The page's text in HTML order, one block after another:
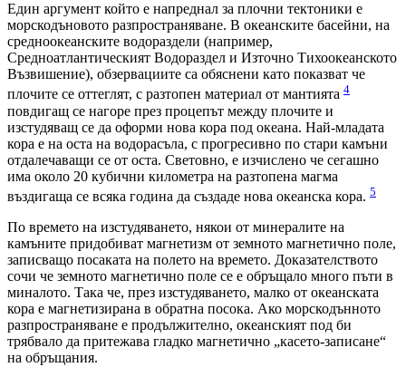
Един аргумент който е напреднал за плочни тектоники е
морскодъновото разпространяване. В океанските басейни, на
средноокеанските водораздели (например,
Средноатлантическият Водораздел и Източно Тихоокеанското
Възвишение), обзервациите са обяснени като показват че
плочите се оттеглят, с разтопен материал от мантията 4
повдигащ се нагоре през процепът между плочите и
изстудяващ се да оформи нова кора под океана. Най-младата
кора е на оста на водорасъла, с прогресивно по стари камъни
отдалечаващи се от оста. Световно, е изчислено че сегашно
има около 20 кубични километра на разтопена магма
въздигаща се всяка година да създаде нова океанска кора. 5
По времето на изстудяването, някои от минералите на
камъните придобиват магнетизм от земното магнетично поле,
записващо посаката на полето на времето. Доказателството
сочи че земното магнетично поле се е обръщало много пъти в
миналото. Така че, през изстудяването, малко от океанската
кора е магнетизирана в обратна посока. Ако морскодънното
разпространяване е продължително, океанският под би
трябвало да притежава гладко магнетично „касето-записане“
на обръщания.